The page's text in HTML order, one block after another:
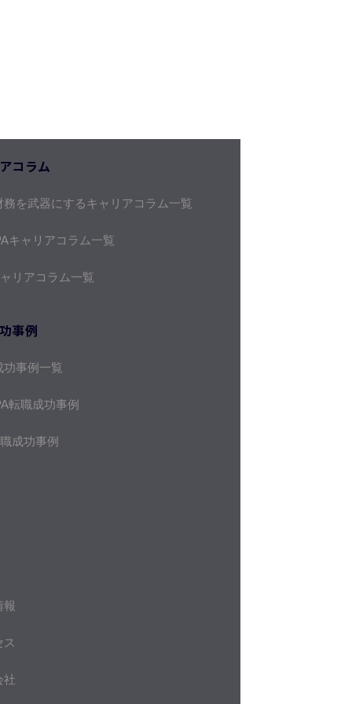
コラム
務を武器にするキャリアコラム一覧
キャリアコラム一覧
リアコラム一覧
事例
功事例一覧
転職成功事例
成功事例
報
ス
社